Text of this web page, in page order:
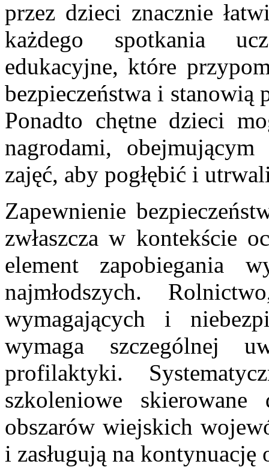
przez dzieci znacznie
każdego spotkania
edukacyjne, które
bezpieczeństwa i stanowią
Ponadto chętne dzieci
nagrodami, obejmującym
zajęć, aby pogłębić i
Zapewnienie
zwłaszcza w kontekście
element zapobiegania
najmłodszych.
wymagających i
wymaga szczególnej
profilaktyki.
szkoleniowe skierowane
obszarów wiejskich
i zasługują na kontynuację